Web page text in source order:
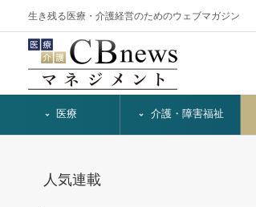
生き残る医療・介護経営のためのウェブマガジン
医療 介護・障害福祉
人気連載